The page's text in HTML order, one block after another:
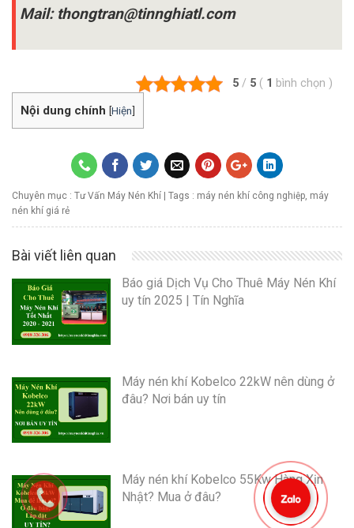
Mail: thongtran@tinnghiatl.com
5 / 5 ( 1 bình chọn )
Nội dung chính [Hiện]
Chuyên mục : Tư Vấn Máy Nén Khí | Tags : máy nén khí công nghiệp, máy
nén khí giá rẻ
Bài viết liên quan
Báo giá Dịch Vụ Cho Thuê Máy Nén Khí
uy tín 2025 | Tín Nghĩa
Máy nén khí Kobelco 22kW nên dùng ở
đâu? Nơi bán uy tín
Máy nén khí Kobelco 55Kw Hàng Xịn
Nhật? Mua ở đâu?